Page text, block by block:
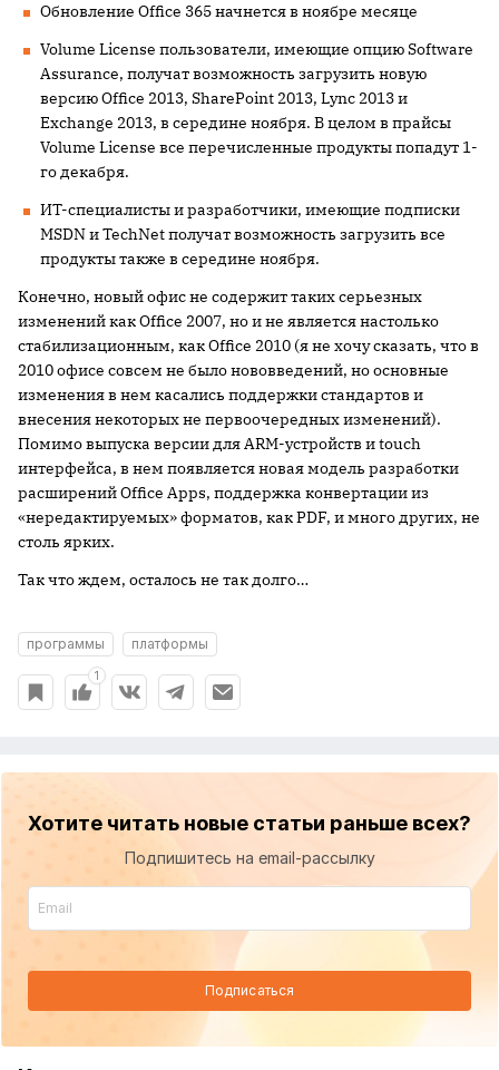
Обновление Office 365 начнется в ноябре месяце
Volume License пользователи, имеющие опцию Software
Assurance, получат возможность загрузить новую
версию Office 2013, SharePoint 2013, Lync 2013 и
Exchange 2013, в середине ноября. В целом в прайсы
Volume License все перечисленные продукты попадут 1-
го декабря.
ИТ-специалисты и разработчики, имеющие подписки
MSDN и TechNet получат возможность загрузить все
продукты также в середине ноября.
Конечно, новый офис не содержит таких серьезных
изменений как Office 2007, но и не является настолько
стабилизационным, как Office 2010 (я не хочу сказать, что в
2010 офисе совсем не было нововведений, но основные
изменения в нем касались поддержки стандартов и
внесения некоторых не первоочередных изменений).
Помимо выпуска версии для ARM-устройств и touch
интерфейса, в нем появляется новая модель разработки
расширений Office Apps, поддержка конвертации из
«нередактируемых» форматов, как PDF, и много других, не
столь ярких.
Так что ждем, осталось не так долго…
программы платформы
1
Хотите читать новые статьи раньше всех?
Подпишитесь на email-рассылку
Подписаться